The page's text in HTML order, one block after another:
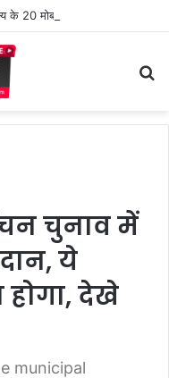
20 मोबाइल फोन बरामद
चुनाव में
ये
होगा, देखे
municipal